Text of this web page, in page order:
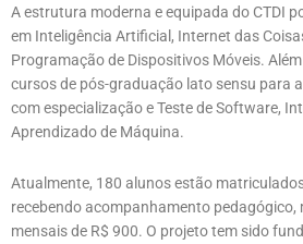
A estrutura moderna e equipada do CTDI
em Inteligência Artificial, Internet das
Programação de Dispositivos Móveis.
cursos de pós-graduação lato sensu para
com especialização e Teste de Software,
Aprendizado de Máquina.
Atualmente, 180 alunos estão
recebendo acompanhamento pedagógico,
mensais de R$ 900. O projeto tem sido